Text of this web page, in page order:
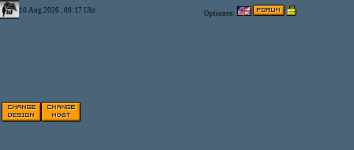
10.Aug.2026 , 09:17 Uhr Optionen: